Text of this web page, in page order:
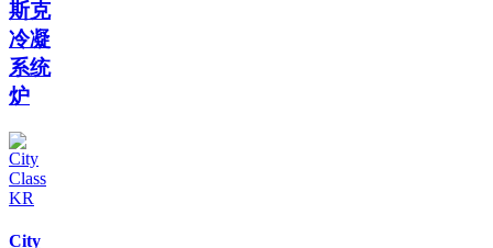
斯克
冷凝
系统
炉
City